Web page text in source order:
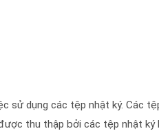
sử dụng các tệp nhật ký. Các
thu thập bởi các tệp nhật